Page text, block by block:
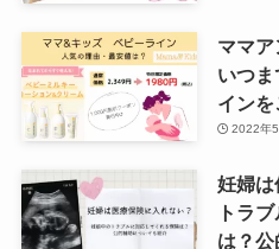
ママ
いつ
イン
2022年
妊婦は
トラ
は？